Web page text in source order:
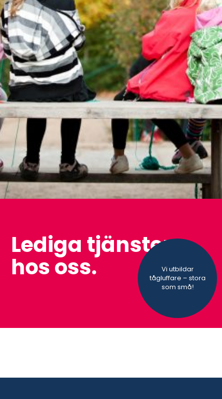
Lediga tjänster
hos oss.
Vi utbildar
tågluffare – stora
som små!